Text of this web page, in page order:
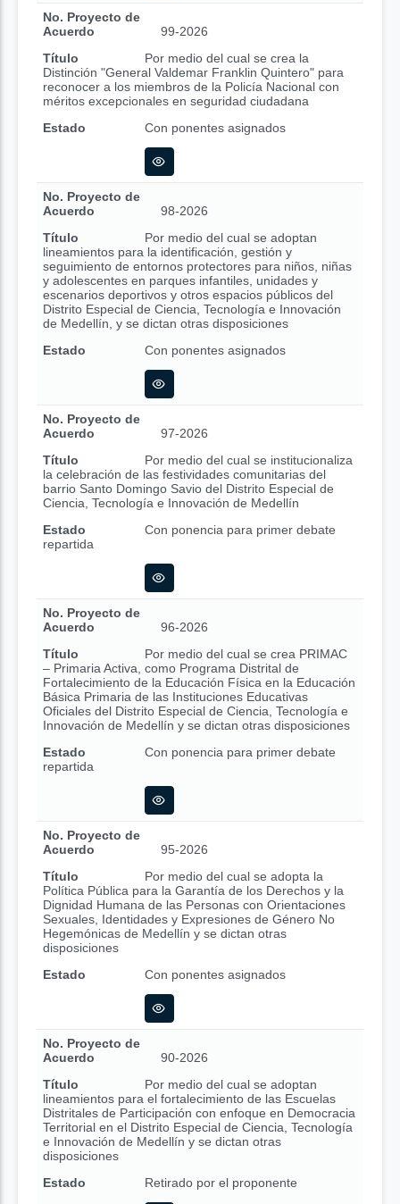
No. Proyecto de
Acuerdo
99-2026
Título
Por medio del cual se crea la
Distinción "General Valdemar Franklin Quintero" para
reconocer a los miembros de la Policía Nacional con
méritos excepcionales en seguridad ciudadana
Estado
Con ponentes asignados
No. Proyecto de
Acuerdo
98-2026
Título
Por medio del cual se adoptan
lineamientos para la identificación, gestión y
seguimiento de entornos protectores para niños, niñas
y adolescentes en parques infantiles, unidades y
escenarios deportivos y otros espacios públicos del
Distrito Especial de Ciencia, Tecnología e Innovación
de Medellín, y se dictan otras disposiciones
Estado
Con ponentes asignados
No. Proyecto de
Acuerdo
97-2026
Título
Por medio del cual se institucionaliza
la celebración de las festividades comunitarias del
barrio Santo Domingo Savio del Distrito Especial de
Ciencia, Tecnología e Innovación de Medellín
Estado
Con ponencia para primer debate
repartida
No. Proyecto de
Acuerdo
96-2026
Título
Por medio del cual se crea PRIMAC
– Primaria Activa, como Programa Distrital de
Fortalecimiento de la Educación Física en la Educación
Básica Primaria de las Instituciones Educativas
Oficiales del Distrito Especial de Ciencia, Tecnología e
Innovación de Medellín y se dictan otras disposiciones
Estado
Con ponencia para primer debate
repartida
No. Proyecto de
Acuerdo
95-2026
Título
Por medio del cual se adopta la
Política Pública para la Garantía de los Derechos y la
Dignidad Humana de las Personas con Orientaciones
Sexuales, Identidades y Expresiones de Género No
Hegemónicas de Medellín y se dictan otras
disposiciones
Estado
Con ponentes asignados
No. Proyecto de
Acuerdo
90-2026
Título
Por medio del cual se adoptan
lineamientos para el fortalecimiento de las Escuelas
Distritales de Participación con enfoque en Democracia
Territorial en el Distrito Especial de Ciencia, Tecnología
e Innovación de Medellín y se dictan otras
disposiciones
Estado
Retirado por el proponente